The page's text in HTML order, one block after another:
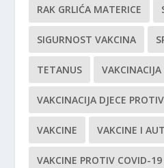
RAK GRLIĆA MATERICE
SIGURNOST VAKCINA
TETANUS VAKCINACIJA
VAKCINACIJA DJECE
VAKCINE VAKCINE I
VAKCINE PROTIV COVID-19